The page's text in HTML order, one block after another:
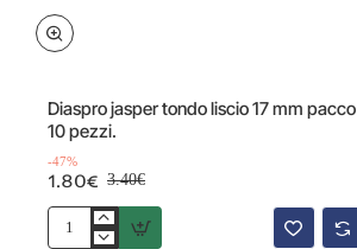
Diaspro jasper tondo liscio 17 mm pacco
10 pezzi.
-47%
1.80€ 3.40€
Diaspro